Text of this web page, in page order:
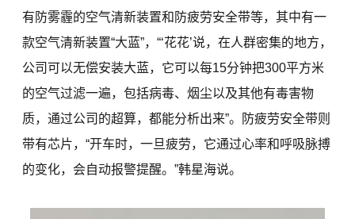
有防雾霾的空气清新装置和防疲劳安全带等，其中有一
款空气清新装置“大蓝”，“‘花花’说，在人群密集的地方，
公司可以无偿安装大蓝，它可以每15分钟把300平方米
的空气过滤一遍，包括病毒、烟尘以及其他有毒害物
质，通过公司的超算，都能分析出来”。防疲劳安全带则
带有芯片，“开车时，一旦疲劳，它通过心率和呼吸脉搏
的变化，会自动报警提醒。”韩星海说。